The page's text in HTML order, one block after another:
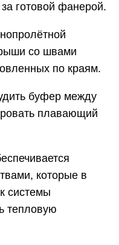
готовой фанерой.
со швами
по краям.
буфер между
плавающий
которые в
системы
тепловую